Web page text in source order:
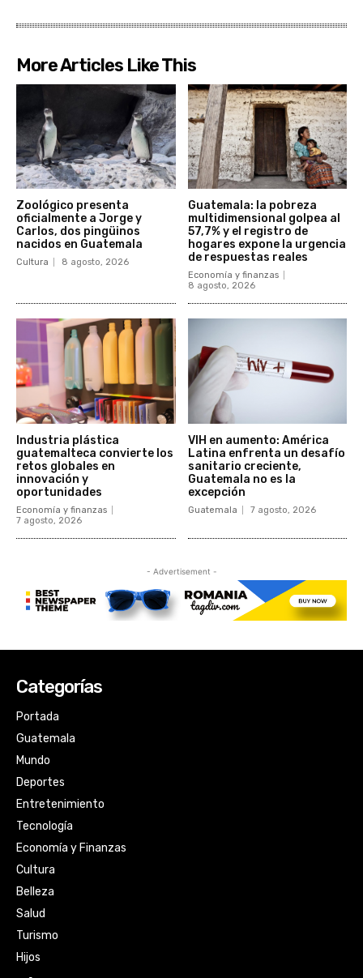
Categorías
Portada
Guatemala
Mundo
Deportes
Entretenimiento
Tecnología
Economía y Finanzas
Cultura
Belleza
Salud
Turismo
Hijos